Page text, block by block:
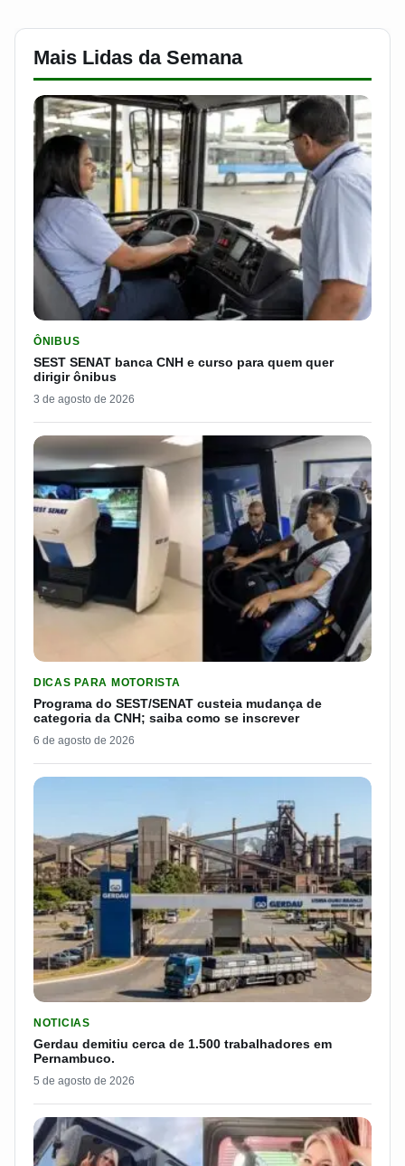
Mais Lidas da Semana
ÔNIBUS
SEST SENAT banca CNH e curso para quem quer
dirigir ônibus
3 de agosto de 2026
DICAS PARA MOTORISTA
Programa do SEST/SENAT custeia mudança de
categoria da CNH; saiba como se inscrever
6 de agosto de 2026
NOTICIAS
Gerdau demitiu cerca de 1.500 trabalhadores em
Pernambuco.
5 de agosto de 2026